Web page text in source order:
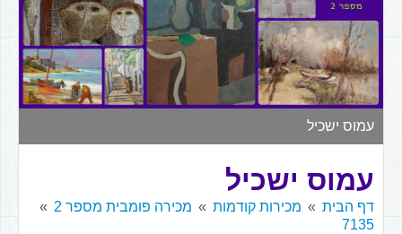
▼
▼
עמוס ישכיל
עמוס ישכיל
דף הבית מכירות קודמות
מכירה פומבית מספר 2
7135